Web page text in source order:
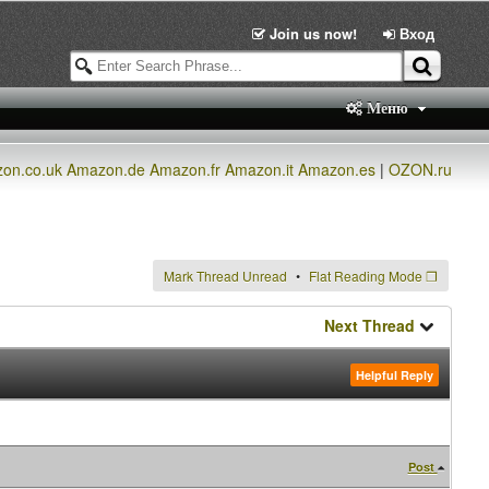
Join us now! Вход
Меню
Amazon.de Amazon.fr Amazon.it Amazon.es |OZON.ru
Mark Thread Unread Flat Reading Mode❐
Next Thread
Helpful Reply
Post